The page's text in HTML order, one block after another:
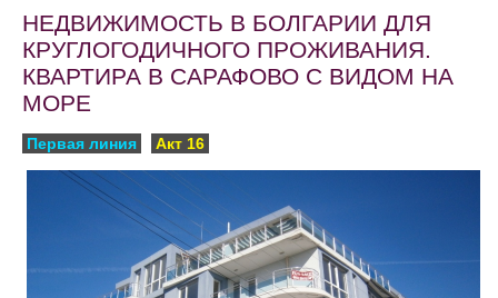
НЕДВИЖИМОСТЬ В БОЛГАРИИ ДЛЯ
КРУГЛОГОДИЧНОГО ПРОЖИВАНИЯ.
КВАРТИРА В САРАФОВО С ВИДОМ НА
МОРЕ
Первая линия Акт 16